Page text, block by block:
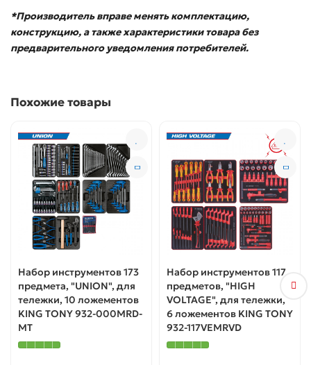
*Производитель вправе менять комплектацию,
конструкцию, а также характеристики товара без
предварительного уведомления потребителей.
Похожие товары
Набор инструментов 173
предмета, "UNION", для
тележки, 10 ложементов
KING TONY 932-000MRD-
MT
Набор инструментов 117
предметов, "HIGH
VOLTAGE", для тележки,
6 ложементов KING TONY
932-117VEMRVD